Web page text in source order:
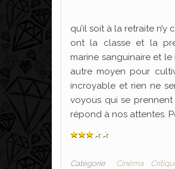
qu’il soit à la retraite
ont la classe et la
marine sanguinaire et
autre moyen pour
incroyable et rien ne
voyous qui se
répond à nos attentes.
Catégorie Cinéma